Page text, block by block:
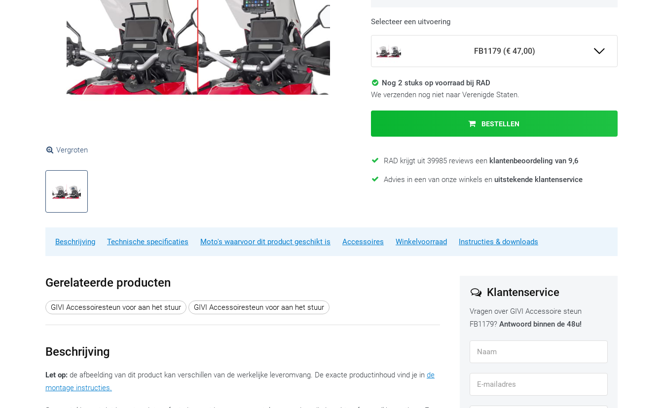
Vergroten
Selecteer een uitvoering
FB1179 (€ 47,00)
Nog 2 stuks op voorraad bij RAD
We verzenden nog niet naar Verenigde Staten.
BESTELLEN
RAD krijgt uit 39985 reviews een klantenbeoordeling van 9,6
Advies in een van onze winkels en uitstekende klantenservice
Beschrijving Technische specificaties Moto's waarvoor dit product geschikt is Accessoires Winkelvoorraad Instructies & downloads
Gerelateerde producten
GIVI Accessoiresteun voor aan het stuur GIVI Accessoiresteun voor aan het stuur
Beschrijving
Let op: de afbeelding van dit product kan verschillen van de werkelijke leveromvang. De exacte productinhoud vind je in de
montage instructies.
Klantenservice
Vragen over GIVI Accessoire steun
FB1179? Antwoord binnen de 48u!